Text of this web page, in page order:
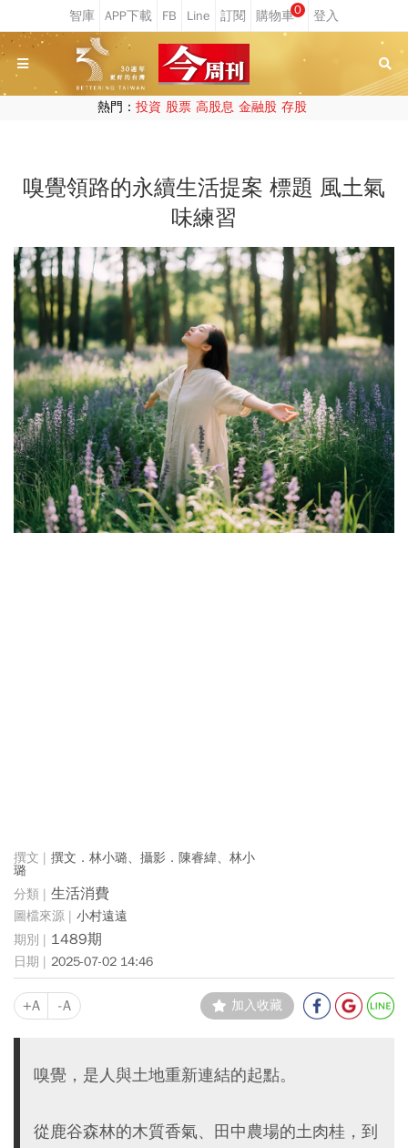
0
熱門： 投資 股票 高股息 金融股 存股
嗅覺領路的永續生活提案 標題 風土氣
味練習
撰文．林小璐、攝影．陳睿緯、林小
璐
生活消費
小村遠遠
1489期
2025-07-02 14:46
+A -A 加入收藏
嗅覺，是人與土地重新連結的起點。
從鹿谷森林的木質香氣、田中農場的土肉桂，到